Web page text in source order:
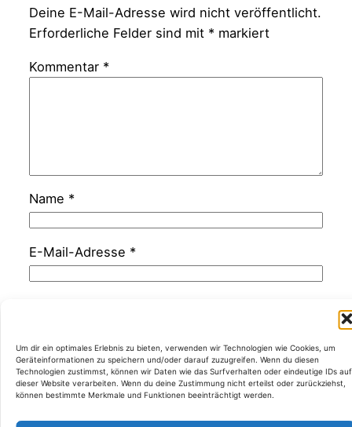
Um dir ein optimales Erlebnis zu bieten, verwenden wir Technologien wie Cookies, um
Geräteinformationen zu speichern und/oder darauf zuzugreifen. Wenn du diesen
Technologien zustimmst, können wir Daten wie das Surfverhalten oder eindeutige IDs auf
dieser Website verarbeiten. Wenn du deine Zustimmung nicht erteilst oder zurückziehst,
können bestimmte Merkmale und Funktionen beeinträchtigt werden.
Deine E-Mail-Adresse wird nicht veröffentlicht.
Erforderliche Felder sind mit *markiert
Kommentar *
Name *
E-Mail-Adresse *